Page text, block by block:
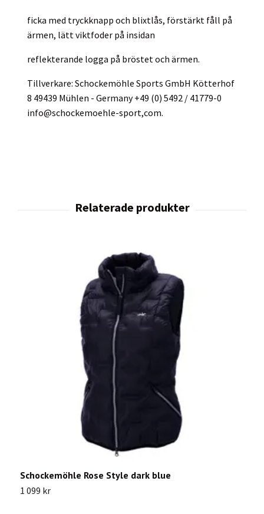
ficka med tryckknapp och blixtlås, förstärkt fåll på
ärmen, lätt viktfoder på insidan
reflekterande logga på bröstet och ärmen.
Tillverkare: Schockemöhle Sports GmbH Kötterhof
8 49439 Mühlen - Germany +49 (0) 5492 / 41779-0
info@schockemoehle-sport,com.
Schockemöhle Rose Style dark blue
1 099 kr